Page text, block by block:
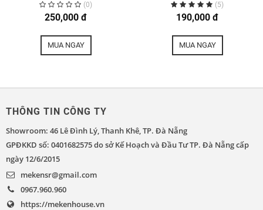
(0)
250,000 đ
MUA NGAY
(5)
190,000 đ
MUA NGAY
THÔNG TIN CÔNG TY
Showroom: 46 Lê Đình Lý, Thanh Khê, TP. Đà Nẵng
GPĐKKD số: 0401682575 do sở Kế Hoạch và Đầu Tư TP. Đà Nẵng cấp
ngày 12/6/2015
mekensr@gmail.com
0967.960.960
https://mekenhouse.vn